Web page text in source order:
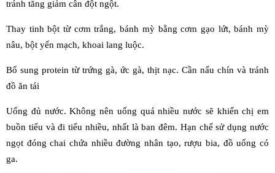
tránh tăng giảm cân đột ngột.
Thay tinh bột từ cơm trắng, bánh mỳ bằng cơm gạo lứt, bánh mỳ
nâu, bột yến mạch, khoai lang luộc.
Bổ sung protein từ trứng gà, ức gà, thịt nạc. Cần nấu chín và tránh
đồ ăn tái
Uống đủ nước. Không nên uống quá nhiều nước sẽ khiến chị em
buồn tiểu và đi tiểu nhiều, nhất là ban đêm. Hạn chế sử dụng nước
ngọt đóng chai chứa nhiều đường nhân tạo, rượu bia, đồ uống có
ga.